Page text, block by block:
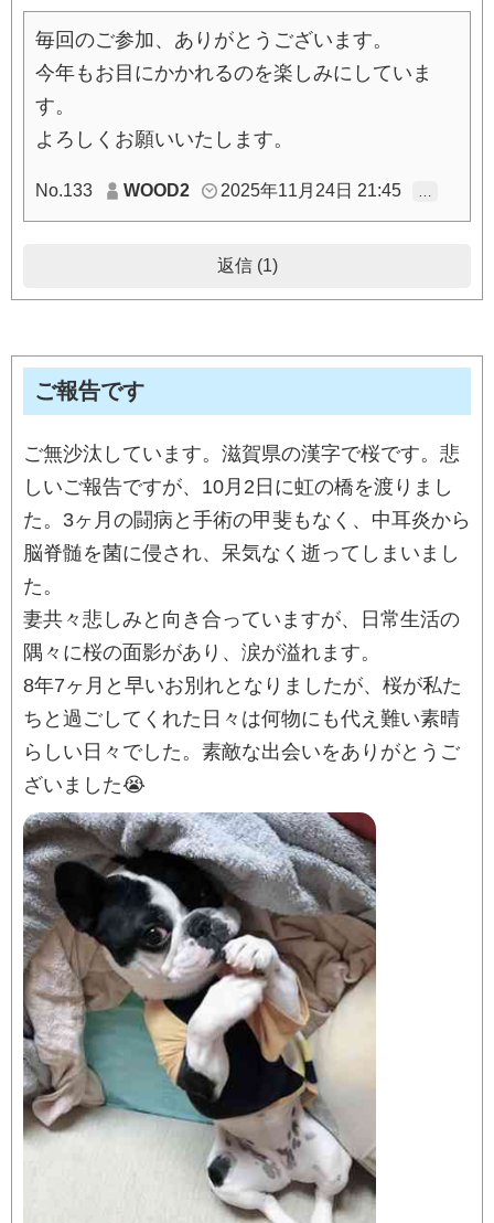
毎回のご参加、ありがとうございます。
今年もお目にかかれるのを楽しみにしていま
す。
よろしくお願いいたします。
No.133 WOOD2 2025年11月24日 21:45
返信 (1)
ご報告です
ご無沙汰しています。滋賀県の漢字で桜です。悲
しいご報告ですが、10月2日に虹の橋を渡りまし
た。3ヶ月の闘病と手術の甲斐もなく、中耳炎から
脳脊髄を菌に侵され、呆気なく逝ってしまいまし
た。
妻共々悲しみと向き合っていますが、日常生活の
隅々に桜の面影があり、涙が溢れます。
8年7ヶ月と早いお別れとなりましたが、桜が私た
ちと過ごしてくれた日々は何物にも代え難い素晴
らしい日々でした。素敵な出会いをありがとうご
ざいました😭